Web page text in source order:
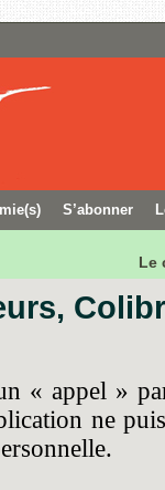
S’abonner
Le
« appel »
ne